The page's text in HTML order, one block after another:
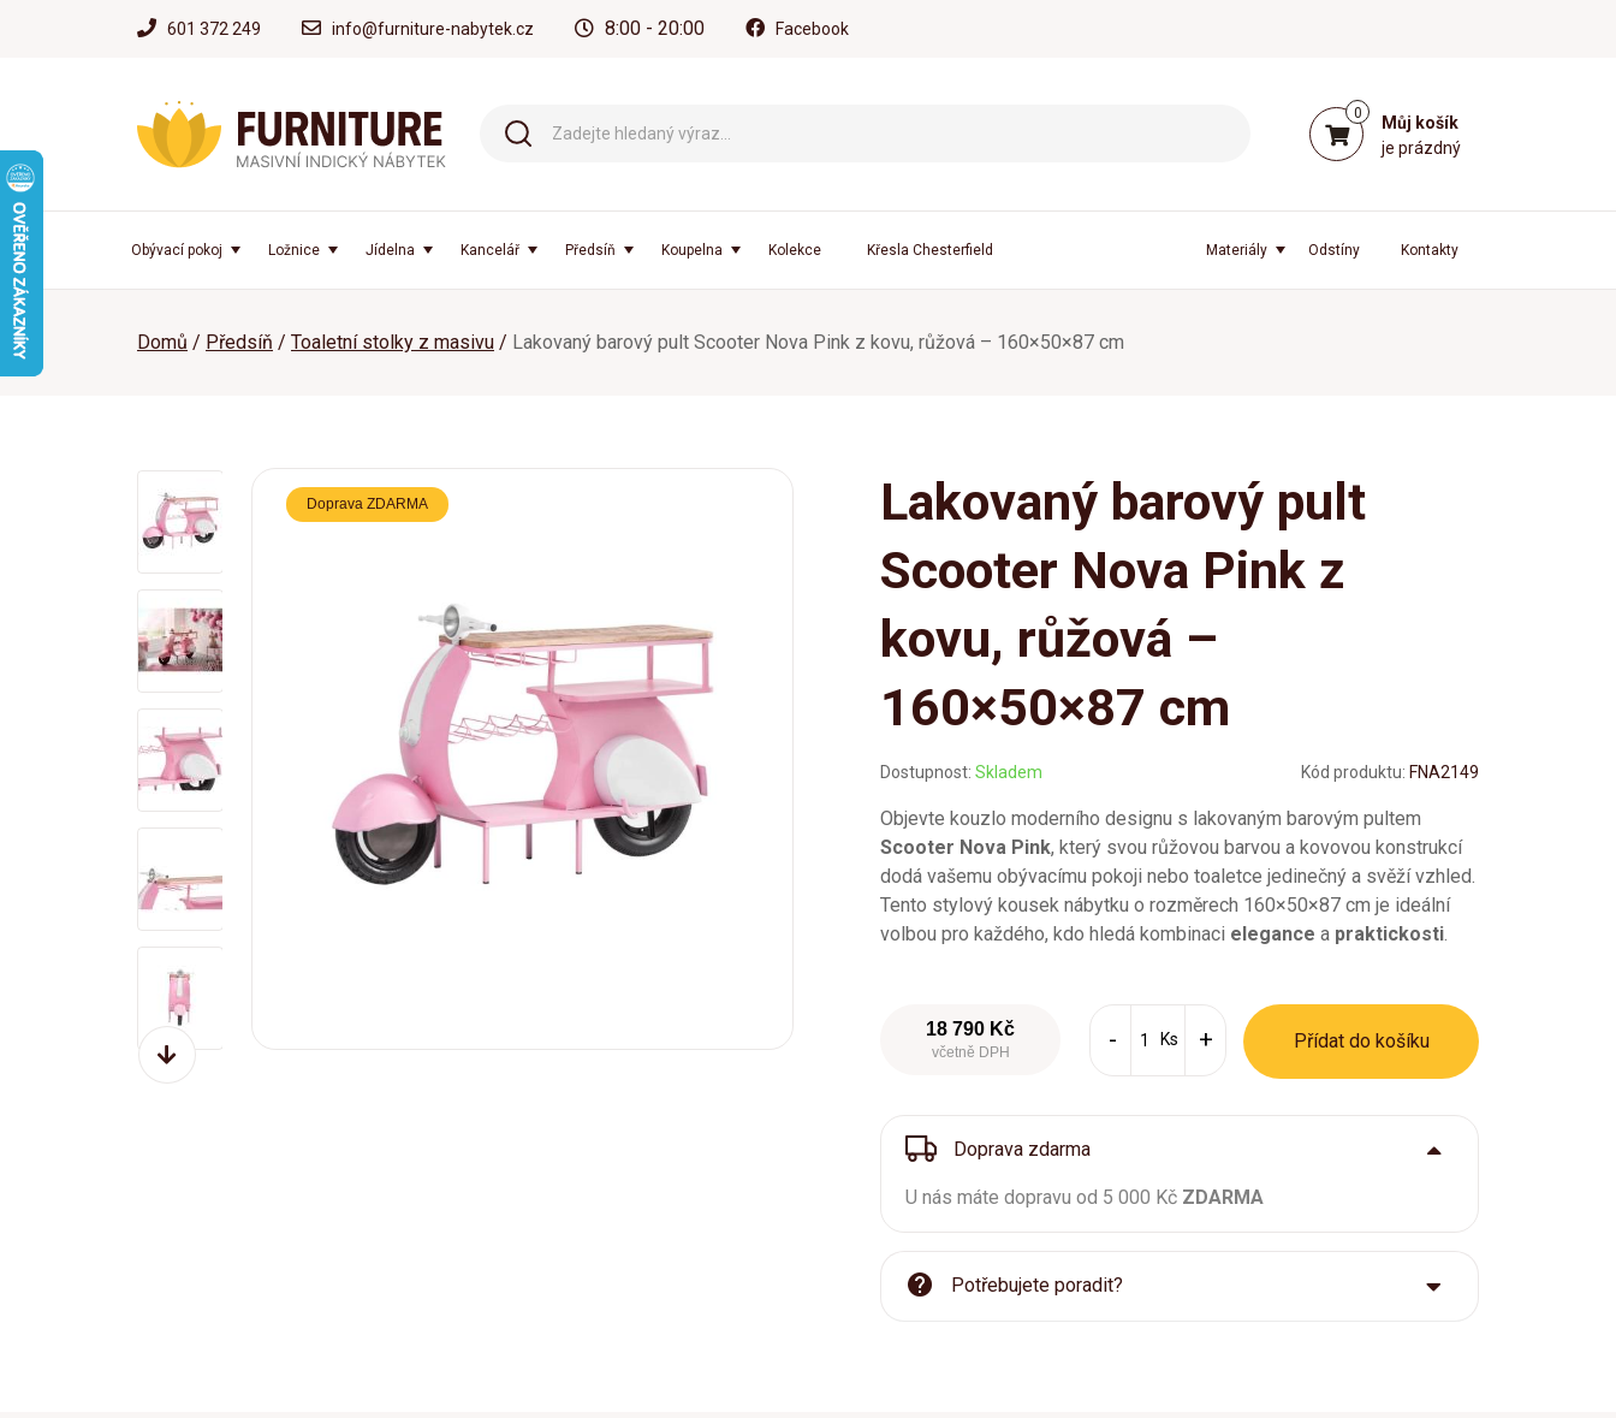
601 372 249 info@furniture-nabytek.cz 8:00 - 20:00 Facebook
0
Můj košík
je prázdný
Obývací pokoj Ložnice Jídelna Kancelář Předsíň Koupelna Kolekce Křesla Chesterfield Kontakty
Odstíny
Materiály
Domů Předsíň Toaletní stolky z masivu Lakovaný barový pult Scooter Nova Pink z kovu, růžová – 160×50×87 cm
Doprava ZDARMA
Lakovaný barový pult
Scooter Nova Pink z
kovu, růžová –
160×50×87 cm
Dostupnost: Skladem Kód produktu: FNA2149
Objevte kouzlo moderního designu s lakovaným barovým pultem
Scooter Nova Pink, který svou růžovou barvou a kovovou konstrukcí
dodá vašemu obývacímu pokoji nebo toaletce jedinečný a svěží vzhled.
Tento stylový kousek nábytku o rozměrech 160×50×87 cm je ideální
volbou pro každého, kdo hledá kombinaci elegance a praktickosti.
18 790 Kč
včetně DPH
Ks Přídat do košíku
Doprava zdarma
U nás máte dopravu od 5 000 Kč ZDARMA
Potřebujete poradit?